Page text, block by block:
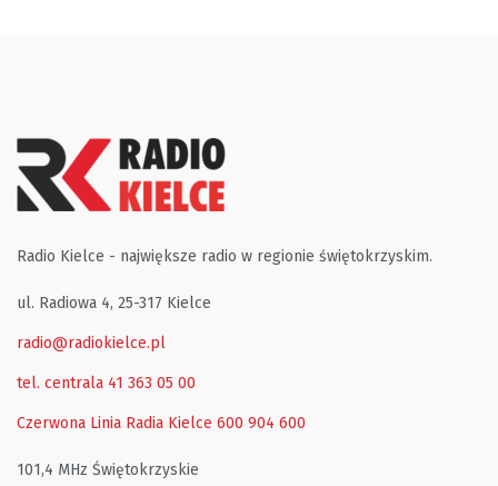
Radio Kielce - największe radio w regionie świętokrzyskim.
ul. Radiowa 4, 25-317 Kielce
radio@radiokielce.pl
tel. centrala 41 363 05 00
Czerwona Linia Radia Kielce 600 904 600
101,4 MHz Świętokrzyskie